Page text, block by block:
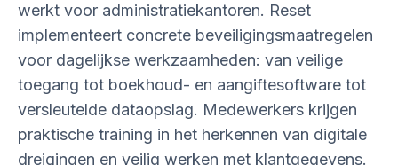
werkt voor administratiekantoren. Reset
implementeert concrete beveiligingsmaatregelen
voor dagelijkse werkzaamheden: van veilige
toegang tot boekhoud- en aangiftesoftware tot
versleutelde dataopslag. Medewerkers krijgen
praktische training in het herkennen van digitale
dreigingen en veilig werken met klantgegevens.